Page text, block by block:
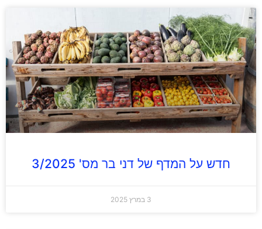
חדש על המדף של דני בר מס' 3/2025
3 במרץ 2025